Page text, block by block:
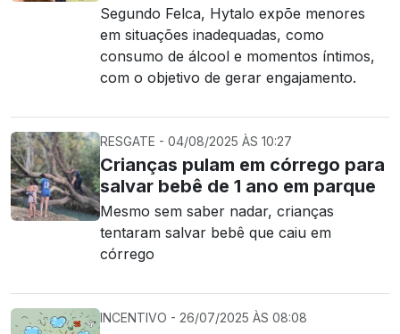
Segundo Felca, Hytalo expõe menores
em situações inadequadas, como
consumo de álcool e momentos íntimos,
com o objetivo de gerar engajamento.
RESGATE - 04/08/2025 ÀS 10:27
Crianças pulam em córrego para
salvar bebê de 1 ano em parque
Mesmo sem saber nadar, crianças
tentaram salvar bebê que caiu em
córrego
INCENTIVO - 26/07/2025 ÀS 08:08